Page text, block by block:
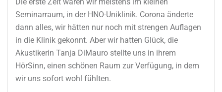
Seminarraum, in der HNO-Uniklinik. Corona änderte
dann alles, wir hätten nur noch mit strengen Auflagen
in die Klinik gekonnt. Aber wir hatten Glück, die
Akustikerin Tanja DiMauro stellte uns in ihrem
HörSinn, einen schönen Raum zur Verfügung, in dem
wir uns sofort wohl fühlten.